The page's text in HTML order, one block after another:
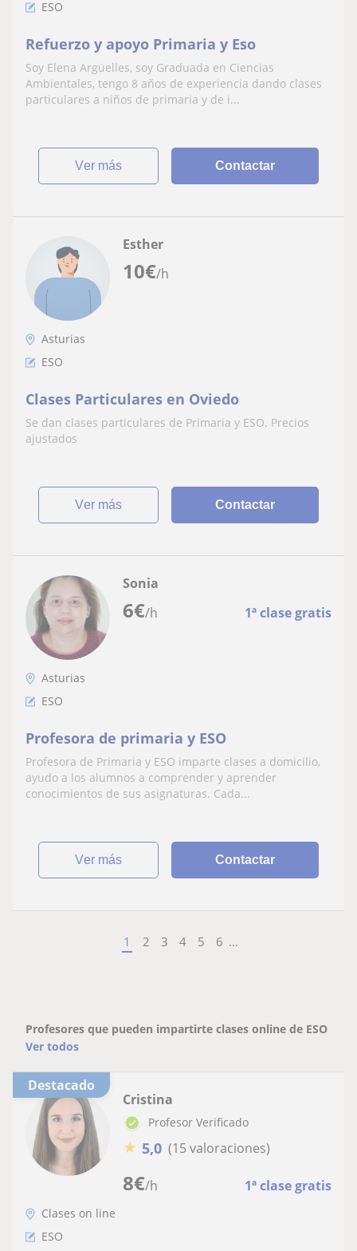
ESO
Refuerzo y apoyo Primaria y Eso
Soy Elena Argüelles, soy Graduada en Ciencias
Ambientales, tengo 8 años de experiencia dando clases
particulares a niños de primaria y de i...
ver más Contactar
10€/h
Esther
Asturias
ESO
Clases Particulares en Oviedo
Se dan clases particulares de Primaria y ESO. Precios
ajustados
ver más Contactar
6€/h 1ª clase gratis
Sonia
Asturias
ESO
Profesora de primaria y ESO
Profesora de Primaria y ESO imparte clases a domicilio,
ayudo a los alumnos a comprender y aprender
conocimientos de sus asignaturas. Cada...
ver más Contactar
1 2 3 4 5 6 ...
Profesores que pueden impartirte clases online de ESO
Ver todos
Destacado
8€/h 1ª clase gratis
Cristina
Profesor Verificado
★ 5,0 (15 valoraciones)
Clases on line
ESO